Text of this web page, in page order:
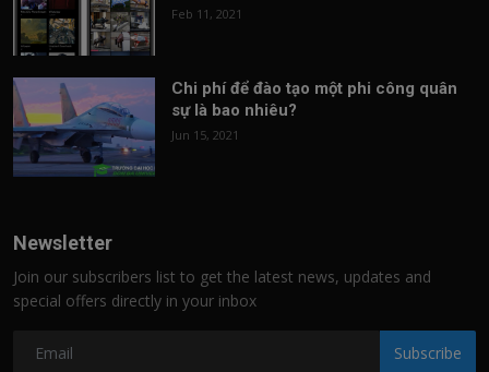
Feb 11, 2021
Chi phí để đào tạo một phi công quân
sự là bao nhiêu?
Jun 15, 2021
Newsletter
Join our subscribers list to get the latest news, updates and
special offers directly in your inbox
Subscribe